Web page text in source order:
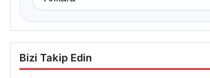
Bizi Takip Edin